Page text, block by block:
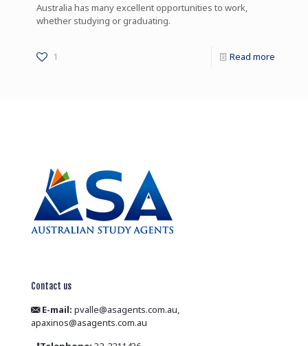
Australia has many excellent opportunities to work,
whether studying or graduating.
1 Read more
Contact us
E-mail: pvalle@asagents.com.au,
apaxinos@asagents.com.au